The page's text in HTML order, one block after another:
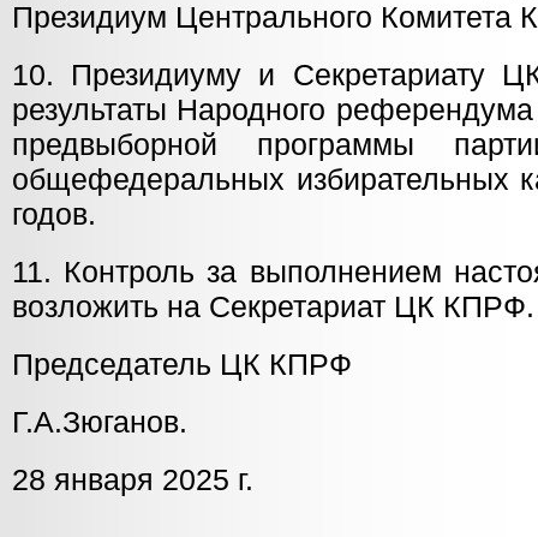
Президиум Центрального Комитета
10. Президиуму и Секретариату
результаты Народного
предвыборной программы
общефедеральных избирательных
годов.
11. Контроль за выполнением
возложить на Секретариат ЦК КПРФ.
Председатель ЦК КПРФ
Г.А.Зюганов.
28 января 2025 г.